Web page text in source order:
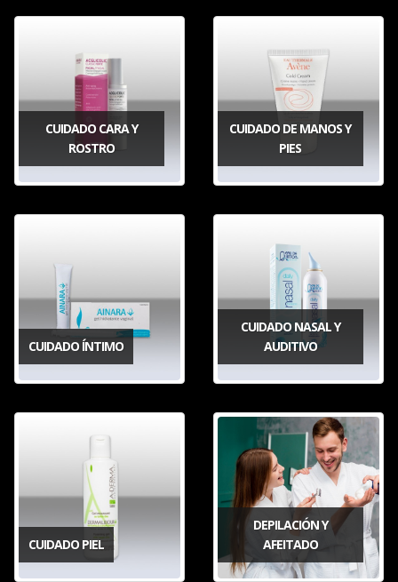
CUIDADO CARA Y
ROSTRO
CUIDADO DE MANOS Y
PIES
CUIDADO ÍNTIMO
CUIDADO NASAL Y
AUDITIVO
CUIDADO PIEL
DEPILACIÓN Y
AFEITADO